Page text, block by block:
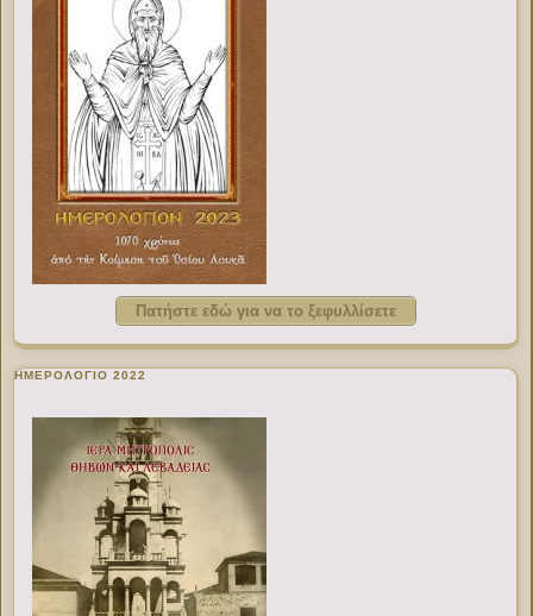
Πατήστε εδώ για να το ξεφυλλίσετε
ΗΜΕΡΟΛΟΓΙΟ 2022